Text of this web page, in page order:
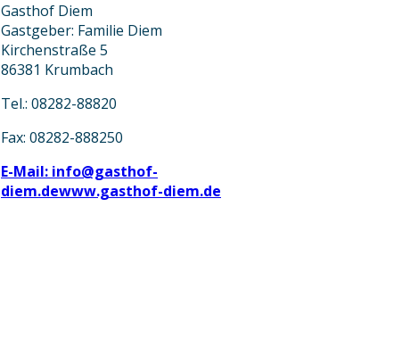
Gasthof Diem
Gastgeber: Familie Diem
Kirchenstraße 5
86381 Krumbach
Tel.: 08282-88820
Fax: 08282-888250
E-Mail: info@gasthof-
diem.dewww.gasthof-diem.de